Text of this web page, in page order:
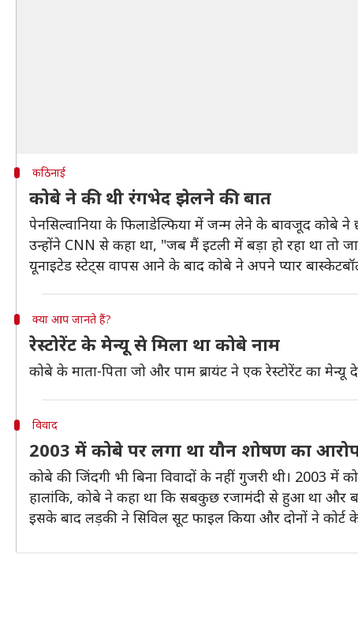
कठिनाई
कोबे ने की थी रंगभेद झेलने की बात
पेनसिल्वानिया के फिलाडेल्फिया में जन्म लेने के बावजूद कोबे
उन्होंने CNN से कहा था, "जब मैं इटली में बड़ा हो रहा था तो
यूनाइटेड स्टेट्स वापस आने के बाद कोबे ने अपने प्यार
क्या आप जानते हैं?
रेस्टोरेंट के मेन्यू से मिला था कोबे नाम
कोबे के माता-पिता जो और पाम ब्रायंट ने एक रेस्टोरेंट का
विवाद
2003 में कोबे पर लगा था यौन शोषण का
कोबे की जिंदगी भी बिना विवादों के नहीं गुजरी थी। 2003 में
हालांकि, कोबे ने कहा था कि सबकुछ रजामंदी से हुआ था और
इसके बाद लड़की ने सिविल सूट फाइल किया और दोनों ने कोर्ट